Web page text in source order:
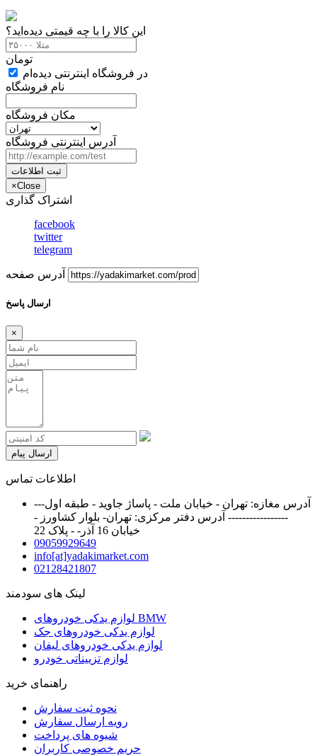
این کالا را با چه قیمتی دیده‌اید؟
تومان
در فروشگاه اینترنتی دیده‌ام
نام فروشگاه
مکان فروشگاه
آدرس اینترنتی فروشگاه
ثبت اطلاعات
×Close
اشتراک گذاری
facebook
twitter
telegram
آدرس صفحه
ارسال پاسخ
×
ارسال پیام
اطلاعات تماس
آدرس مغازه: تهران - خیابان ملت - پاساژ جاوید - طبقه اول---
----------------- آدرس دفتر مرکزی: تهران- بلوار کشاورز -
خیابان 16 آذر- - پلاک 22
09059929649
info[at]yadakimarket.com
02128421807
لینک های سودمند
لوازم یدکی خودروهای BMW
لوازم یدکی خودروهای جک
لوازم یدکی خودروهای لیفان
لوازم تزییناتی خودرو
راهنمای خرید
نحوه ثبت سفارش
رویه ارسال سفارش
شیوه های پرداخت
حریم خصوصی کاربران